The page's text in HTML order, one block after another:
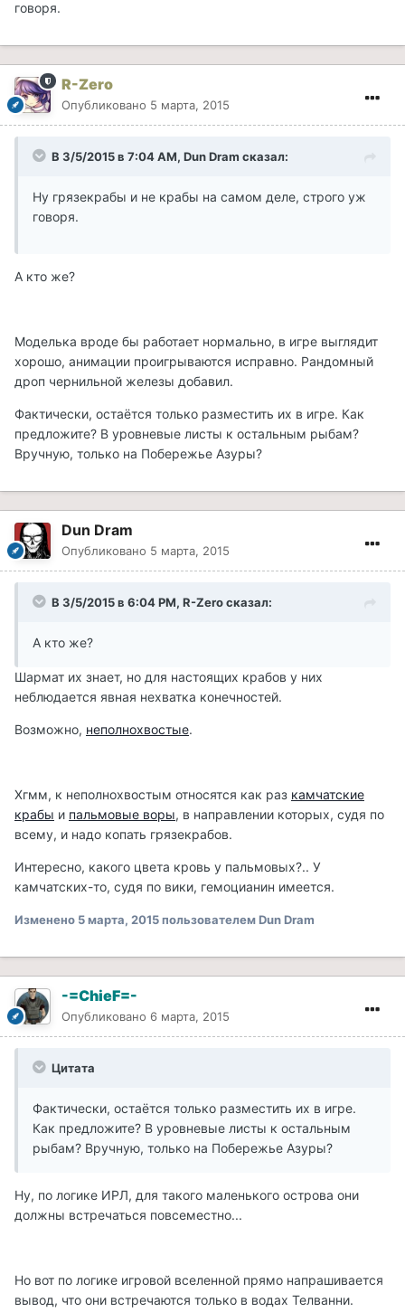
говоря.
R-Zero
Опубликовано 5 марта, 2015
В 3/5/2015 в 7:04 AM, Dun Dram сказал:
Ну грязекрабы и не крабы на самом деле, строго уж
говоря.
А кто же?
Моделька вроде бы работает нормально, в игре выглядит
хорошо, анимации проигрываются исправно. Рандомный
дроп чернильной железы добавил.
Фактически, остаётся только разместить их в игре. Как
предложите? В уровневые листы к остальным рыбам?
Вручную, только на Побережье Азуры?
Dun Dram
Опубликовано 5 марта, 2015
В 3/5/2015 в 6:04 PM, R-Zero сказал:
А кто же?
Шармат их знает, но для настоящих крабов у них
неблюдается явная нехватка конечностей.
Возможно, неполнохвостые.
Хгмм, к неполнохвостым относятся как раз камчатские
крабы и пальмовые воры, в направлении которых, судя по
всему, и надо копать грязекрабов.
Интересно, какого цвета кровь у пальмовых?.. У
камчатских-то, судя по вики, гемоцианин имеется.
Изменено 5 марта, 2015пользователем Dun Dram
-=ChieF=-
Опубликовано 6 марта, 2015
Цитата
Фактически, остаётся только разместить их в игре.
Как предложите? В уровневые листы к остальным
рыбам? Вручную, только на Побережье Азуры?
Ну, по логике ИРЛ, для такого маленького острова они
должны встречаться повсеместно...
Но вот по логике игровой вселенной прямо напрашивается
вывод, что они встречаются только в водах Телванни.